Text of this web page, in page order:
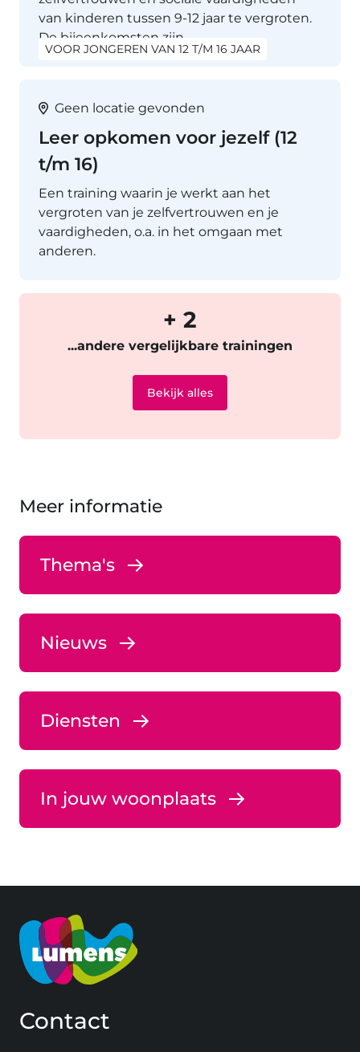
van kinderen tussen 9-12 jaar te vergroten.
De bijeenkomsten zijn…
VOOR JONGEREN VAN 12 T/M 16 JAAR
Geen locatie gevonden
Leer opkomen voor jezelf (12
t/m 16)
Een training waarin je werkt aan het
vergroten van je zelfvertrouwen en je
vaardigheden, o.a. in het omgaan met
anderen.
+ 2
...andere vergelijkbare trainingen
Bekijk alles
Meer informatie
Thema's
Nieuws
Diensten
In jouw woonplaats
Contact